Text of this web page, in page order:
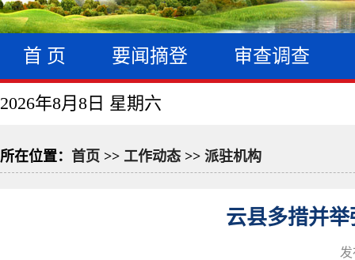
首 页 要闻摘登 审查调查
2026年8月8日 星期六
所在位置： 首页 >> 工作动态 >> 派驻机构
云县多措并